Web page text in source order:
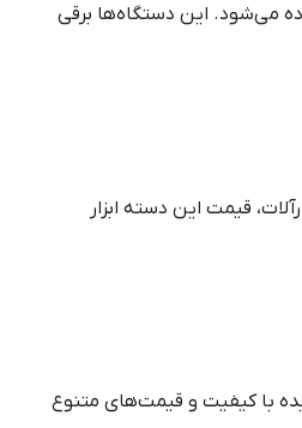
می‌شود. این دستگاه‌ها برقی
قیمت این دسته ابزار
با کیفیت و قیمت‌های متنوع